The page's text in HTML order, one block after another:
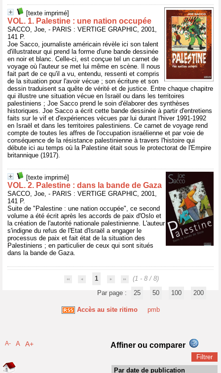
[texte imprimé]
VOL. 1. Palestine : une nation occupée
SACCO, Joe, - PARIS : VERTIGE GRAPHIC, 2001,
141 P.
Joe Sacco, journaliste américain révèle ici son talent
d'illustrateur qui prend la forme d'une bande dessinée
en noir et blanc. Celle-ci, est conçue tel un carnet de
voyage où l'auteur se met lui même en scène. Il nous
fait part de ce qu'il a vu, entendu, ressenti et compris
de la situation pour l'avoir vécue ; son écriture et son
dessin traduisent sa quête de vérité et de justice. Entre chaque chapitre
qui illustre une situation vécue en Israël ou dans les territoires
palestiniens ; Joe Sacco prend le soin d'élaborer des synthèses
historiques. Joe Sacco a écrit cette bande dessinée à partir d'entretiens
faits sur le vif et d'expériences vécues par lui durant l'hiver 1991-1992
en Israël et dans les territoires palestiniens. Ce carnet de voyage rend
compte de toutes les affres de l'occupation israélienne et par voie de
conséquence de la résistance palestinienne à travers l'histoire qui
débute ici au temps où la Palestine était sous le protectorat de l'Empire
britannique (1917).
[texte imprimé]
VOL. 2. Palestine : dans la bande de Gaza
SACCO, Joe, - PARIS : VERTIGE GRAPHIC, 2001,
141 P.
Suite de "Palestine : une nation occupée", ce second
volume a été écrit après les accords de paix d'Oslo et
la création de l'autorité nationale palestinienne. L'auteur
s'indigne du refus de l'Etat d'Israël a engager le
processus de paix et fait état de la situation des
Palestiniens ; en particulier de ceux qui sont situés
dans la bande de Gaza.
1
(1 - 8 / 8)
Par page :
25 50 100 200
Accès au site ritimo pmb
A- A A+ Affiner ou comparer
Par date de publication